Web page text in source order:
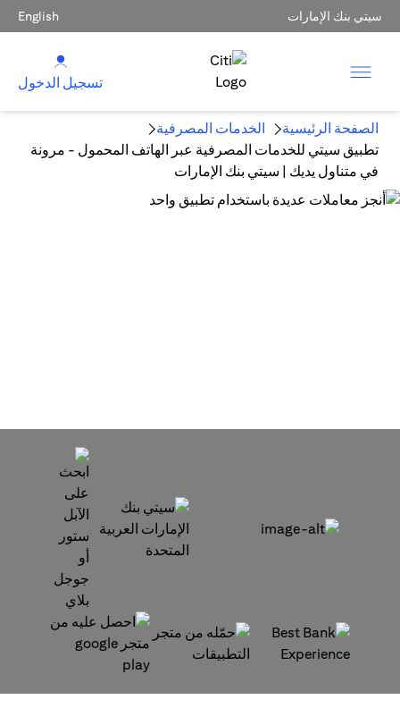
سيتي بنك الإمارات English
تسجيل الدخول
الصفحة الرئيسية
الخدمات المصرفية
تطبيق سيتي للخدمات المصرفية عبر الهاتف المحمول - مرونة
في متناول يديك | سيتي بنك الإمارات
opens in a new tab
opens in a new tab